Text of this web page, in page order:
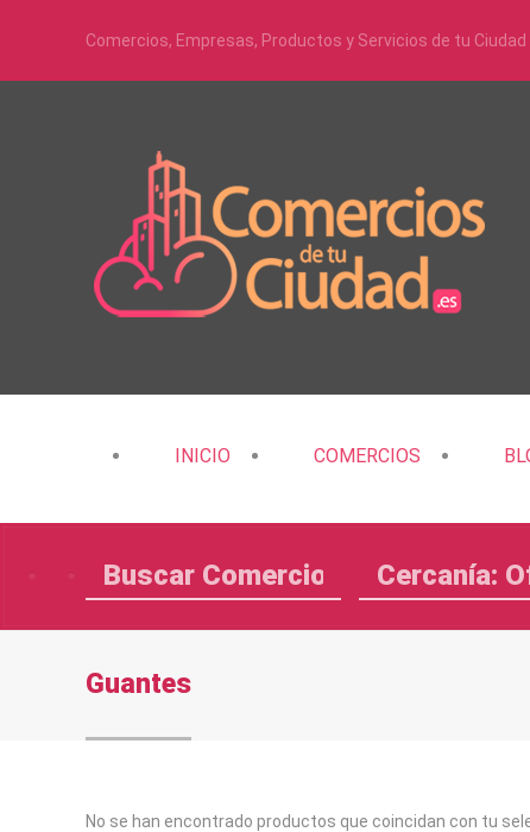
Comercios, Empresas, Productos y Servicios de tu Ciudad
INICIO COMERCIOS
Cercanía:
Guantes
No se han encontrado productos que coincidan con tu